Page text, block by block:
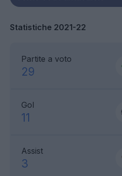
Statistiche 2021-22
Partite a voto
29
Gol
11
Assist
3